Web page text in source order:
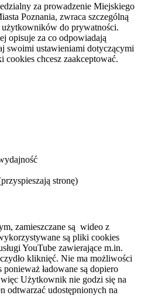
za prowadzenie Miejskiego
Poznania, zwraca szczególną
użytkowników do prywatności.
opisuje za co odpowiadają
swoimi ustawieniami dotyczącymi
chcesz zaakceptować.
stronę)
zamieszczane są wideo z
są pliki cookies
YouTube zawierające m.in.
kliknięć. Nie ma możliwości
ładowane są dopiero
Użytkownik nie godzi się na
odtwarzać udostępnionych na